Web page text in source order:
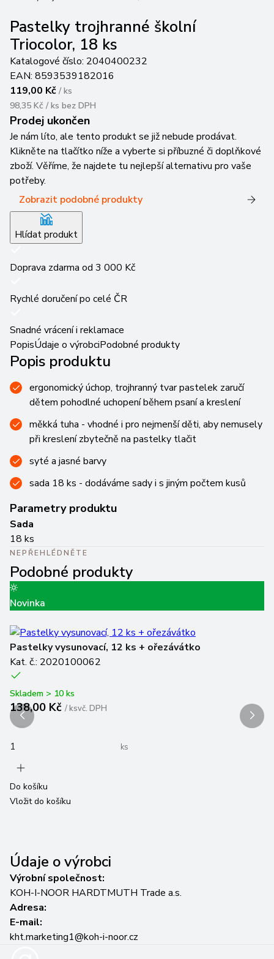
Pastelky trojhranné školní
Triocolor, 18 ks
Katalogové číslo: 2040400232
EAN: 8593539182016
119,00 Kč / ks
98,35 Kč / ks bez DPH
Prodej ukončen
Je nám líto, ale tento produkt se již nebude prodávat.
Klikněte na tlačítko níže a vyberte si příbuzné či doplňkové
zboží. Věříme, že najdete tu nejlepší alternativu pro vaše
potřeby.
Zobrazit podobné produkty
Hlídat produkt
Doprava zdarma od 3 000 Kč
Rychlé doručení po celé ČR
Snadné vrácení i reklamace
PopisÚdaje o výrobciPodobné produkty
Popis produktu
ergonomický úchop, trojhranný tvar pastelek zaručí
dětem pohodlné uchopení během psaní a kreslení
měkká tuha - vhodné i pro nejmenší děti, aby nemusely
při kreslení zbytečně na pastelky tlačit
syté a jasné barvy
sada 18 ks - dodáváme sady i s jiným počtem kusů
Parametry produktu
Sada
18 ks
NEPŘEHLÉDNĚTE
Podobné produkty
Novinka
Pastelky vysunovací, 12 ks + ořezávátko
Kat. č.: 2020100062
Skladem > 10 ks
138,00 Kč /ksvč. DPH
ks
Do košíku
Vložit do košíku
Údaje o výrobci
Výrobní společnost:
KOH-I-NOOR HARDTMUTH Trade a.s.
Adresa:
E-mail:
kht.marketing1@koh-i-noor.cz